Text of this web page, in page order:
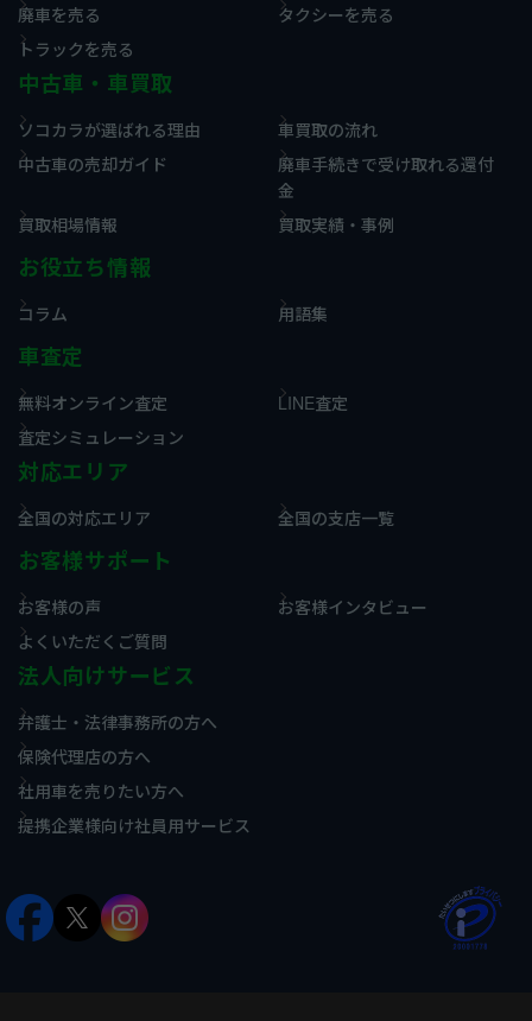
廃車を売る
タクシーを売る
トラックを売る
中古車・車買取
ソコカラが選ばれる理由
車買取の流れ
中古車の売却ガイド
廃車手続きで受け取れる還付
金
買取相場情報
買取実績・事例
お役立ち情報
コラム 用語集
車査定
無料オンライン査定
LINE査定
査定シミュレーション
対応エリア
全国の対応エリア 全国の支店一覧
お客様サポート
お客様の声
お客様インタビュー
よくいただくご質問
法人向けサービス
弁護士・法律事務所の方へ
保険代理店の方へ
社用車を売りたい方へ
提携企業様向け社員用サービス